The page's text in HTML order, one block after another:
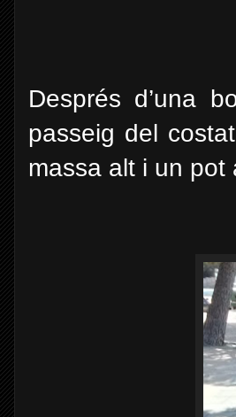
Després d’una
passeig del
massa alt i un pot